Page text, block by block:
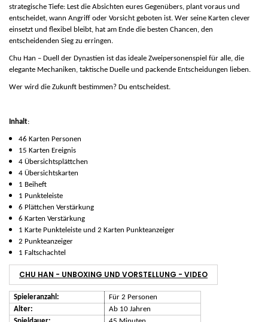
strategische Tiefe: Lest die Absichten eures Gegenübers, plant voraus und
entscheidet, wann Angriff oder Vorsicht geboten ist. Wer seine Karten clever
einsetzt und flexibel bleibt, hat am Ende die besten Chancen, den
entscheidenden Sieg zu erringen.
Chu Han – Duell der Dynastien ist das ideale Zweipersonenspiel für alle, die
elegante Mechaniken, taktische Duelle und packende Entscheidungen lieben.
Wer wird die Zukunft bestimmen? Du entscheidest.
Inhalt:
46 Karten Personen
15 Karten Ereignis
4 Übersichtsplättchen
4 Übersichtskarten
1 Beiheft
1 Punkteleiste
6 Plättchen Verstärkung
6 Karten Verstärkung
1 Karte Punkteleiste und 2 Karten Punkteanzeiger
2 Punkteanzeiger
1 Faltschachtel
CHU HAN - UNBOXING UND VORSTELLUNG - VIDEO
Spieleranzahl:
Für 2 Personen
Alter:
Ab 10 Jahren